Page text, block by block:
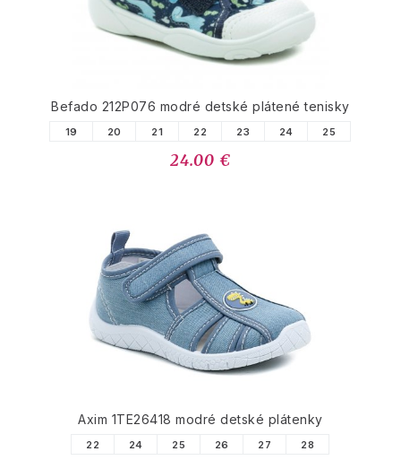
Befado 212P076 modré detské plátené tenisky
19 20 21 22 23 24 25
24.00 €
Axim 1TE26418 modré detské plátenky
22 24 25 26 27 28